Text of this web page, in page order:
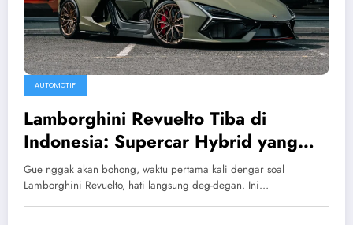
AUTOMOTIF
Lamborghini Revuelto Tiba di
Indonesia: Supercar Hybrid yang
Menggebrak Pasar Otomotif
Gue nggak akan bohong, waktu pertama kali dengar soal
Lamborghini Revuelto, hati langsung deg-degan. Ini…